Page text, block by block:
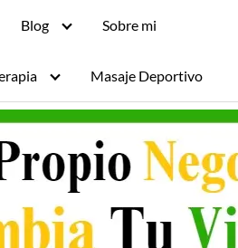
Blog Sobre mi
Masaje Deportivo